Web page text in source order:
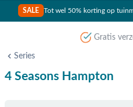
SALE Tot wel 50% korting op
Gratis verzending vanaf €50,-
Series
4 Seasons Hampton